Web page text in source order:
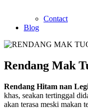
Contact
Blog
Rendang Mak
Rendang Hitam nan
khas, seakan tertinggal
akan terasa meski makan